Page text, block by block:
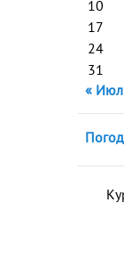
10
17
24
31
« Июл